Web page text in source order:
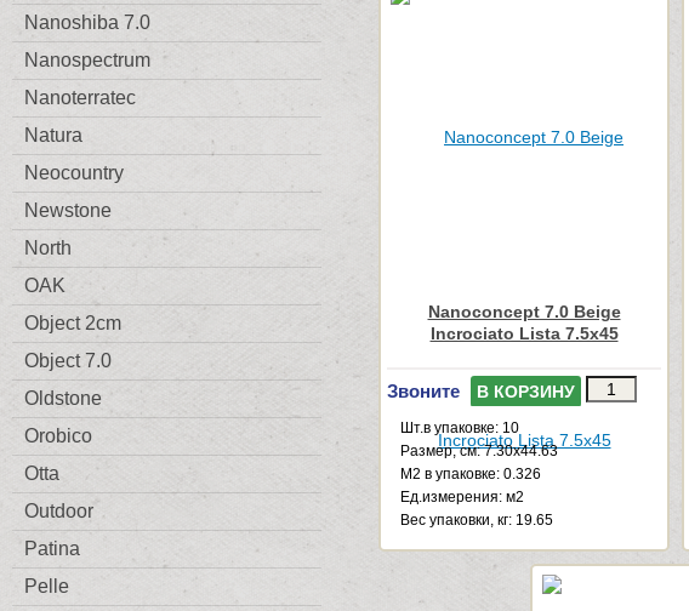
Nanoshiba 7.0
Nanospectrum
Nanoterratec
Natura
Neocountry
Newstone
North
OAK
Object 2cm
Object 7.0
Oldstone
Orobico
Otta
Outdoor
Patina
Pelle
Nanoconcept 7.0 Beige
Incrociato Lista 7.5x45
Звоните В КОРЗИНУ
Шт.в упаковке: 10
Размер, см: 7.30x44.63
М2 в упаковке: 0.326
Ед.измерения: м2
Веc упаковки, кг: 19.65